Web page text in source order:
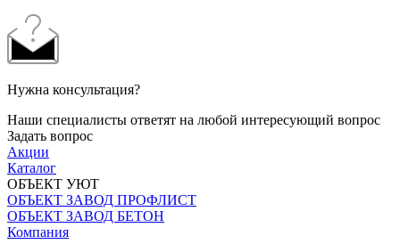
Нужна консультация?
Наши специалисты ответят на любой интересующий вопрос
Задать вопрос
Акции
Каталог
ОБЪЕКТ УЮТ
ОБЪЕКТ ЗАВОД ПРОФЛИСТ
ОБЪЕКТ ЗАВОД БЕТОН
Компания